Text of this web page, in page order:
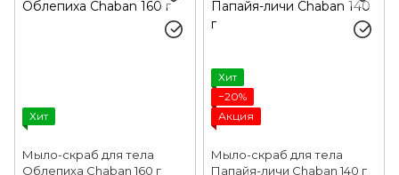
Хит
Мыло-скраб для тела
Облепиха Chaban 160 г
Хит
−20%
Акция
Мыло-скраб для тела
Папайя-личи Chaban 140 г